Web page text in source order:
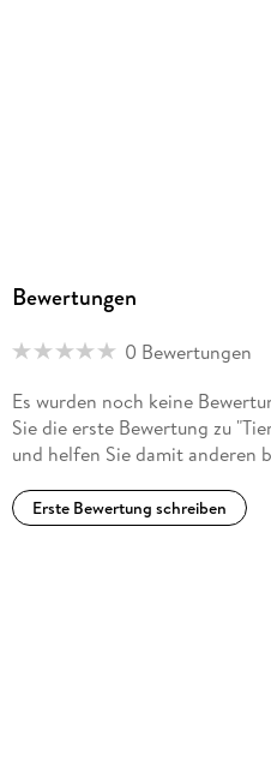
Bewertungen
0 Bewertungen
Es wurden noch keine
Sie die erste Bewertung zu
und helfen Sie damit anderen
Erste Bewertung schreiben